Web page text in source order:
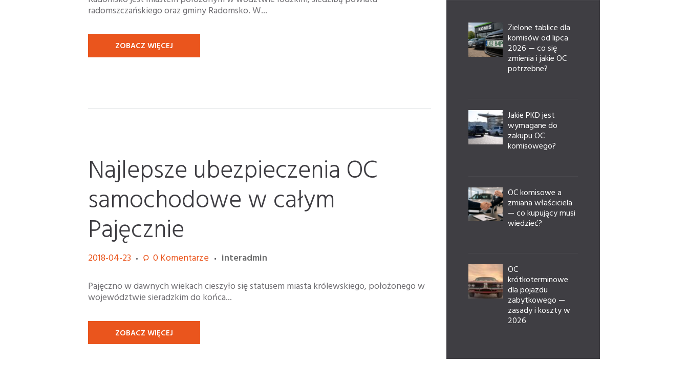
radomszczańskiego oraz gminy Radomsko. W...
ZOBACZ WIĘCEJ
Najlepsze ubezpieczenia OC
samochodowe w całym
Pajęcznie
2018-04-23 0Komentarze
interadmin
Pajęczno w dawnych wiekach cieszyło się statusem miasta królewskiego, położonego w
województwie sieradzkim do końca...
ZOBACZ WIĘCEJ
Zielone tablice dla
komisów od lipca
2026 — co się
zmienia i jakie OC
potrzebne?
Jakie PKD jest
wymagane do
zakupu OC
komisowego?
OC komisowe a
zmiana właściciela
— co kupujący musi
wiedzieć?
OC
krótkoterminowe
dla pojazdu
zabytkowego —
zasady i koszty w
2026